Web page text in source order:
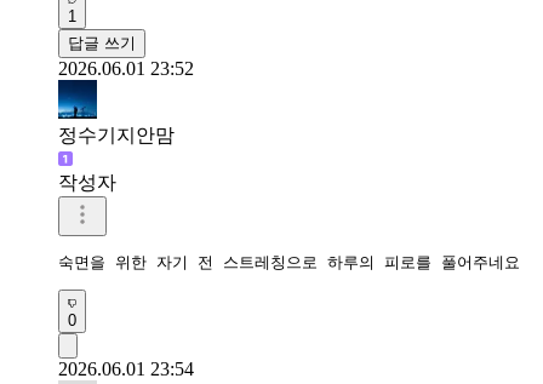
1
답글 쓰기
2026.06.01 23:52
정수기지안맘
작성자
숙면을 위한 자기 전 스트레칭으로 하루의 피로를 풀어주네요
0
2026.06.01 23:54